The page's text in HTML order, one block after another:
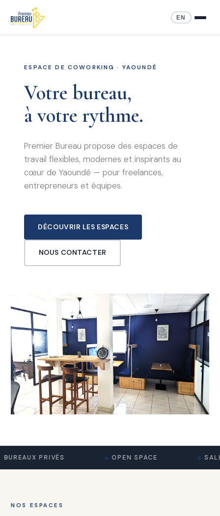
EN
ESPACE DE COWORKING · YAOUNDÉ
Votre bureau,
à votre rythme.
Premier Bureau propose des espaces de
travail flexibles, modernes et inspirants au
cœur de Yaoundé — pour freelances,
entrepreneurs et équipes.
DÉCOUVRIR LES ESPACES
NOUS CONTACTER
PRIVÉS OPEN SPACE
NOS ESPACES